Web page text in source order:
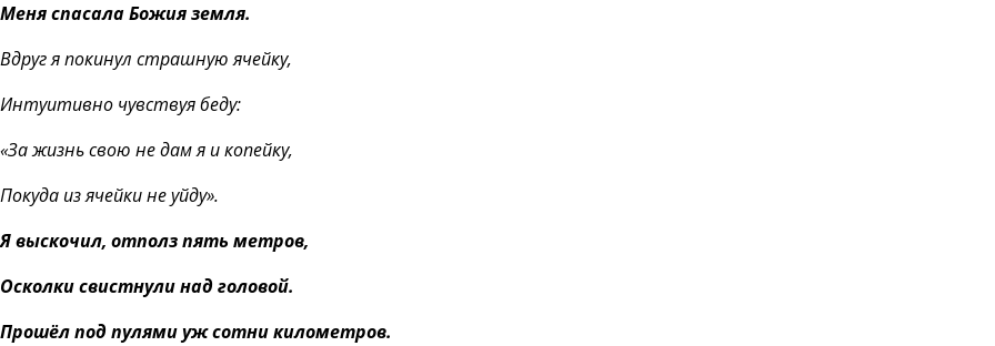
Меня спасала Божия земля.
Вдруг я покинул страшную ячейку,
Интуитивно чувствуя беду:
«За жизнь свою не дам я и копейку,
Покуда из ячейки не уйду».
Я выскочил, отполз пять метров,
Осколки свистнули над головой.
Прошёл под пулями уж сотни километров.